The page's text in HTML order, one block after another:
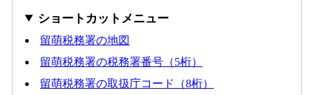
ショートカットメニュー
留萌税務署の地図
留萌税務署の税務署番号（5桁）
留萌税務署の取扱庁コード（8桁）